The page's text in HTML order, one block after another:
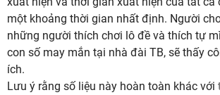
một khoảng thời gian nhất định. Người
những người thích chơi lô đề và thích tự
con số may mắn tại nhà đài TB, sẽ thấy
ích.
Lưu ý rằng số liệu này hoàn toàn khác với